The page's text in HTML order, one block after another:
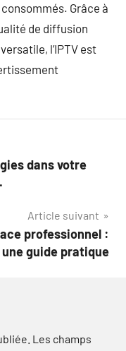
Grâce à
de diffusion
l’IPTV est
dans votre
Article suivant
professionnel :
une guide pratique
Les champs